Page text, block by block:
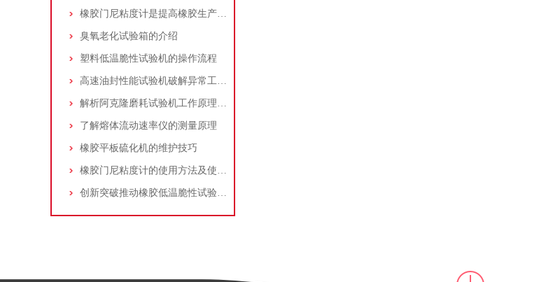
橡胶门尼粘度计是提高橡胶生产质量的有效工具
臭氧老化试验箱的介绍
塑料低温脆性试验机的操作流程
高速油封性能试验机破解异常工况下的密封难题
解析阿克隆磨耗试验机工作原理、操作规范与核心应用场景
了解熔体流动速率仪的测量原理
橡胶平板硫化机的维护技巧
橡胶门尼粘度计的使用方法及使用注意事项
创新突破推动橡胶低温脆性试验机市场发展